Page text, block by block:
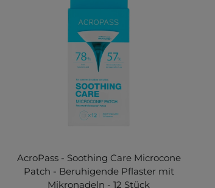
AcroPass - Soothing Care Microcone
Patch - Beruhigende Pflaster mit
Mikronadeln - 12 Stück